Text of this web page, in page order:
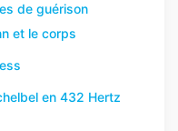
de guérison
et le corps
en 432 Hertz